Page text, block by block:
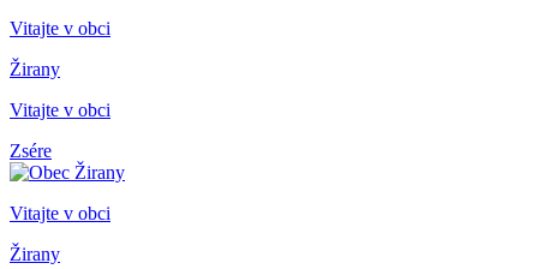
Vitajte v obci
Žirany
Vitajte v obci
Zsére
Vitajte v obci
Žirany